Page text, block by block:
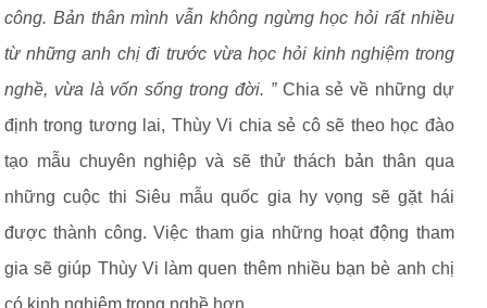
công. Bản thân mình vẫn không ngừng học hỏi rất nhiều
từ những anh chị đi trước vừa học hỏi kinh nghiệm trong
nghề, vừa là vốn sống trong đời. ”Chia sẻ về những dự
định trong tương lai, Thùy Vi chia sẻ cô sẽ theo học đào
tạo mẫu chuyên nghiệp và sẽ thử thách bản thân qua
những cuộc thi Siêu mẫu quốc gia hy vọng sẽ gặt hái
được thành công. Việc tham gia những hoạt động tham
gia sẽ giúp Thùy Vi làm quen thêm nhiều bạn bè anh chị
có kinh nghiệm trong nghề hơn.